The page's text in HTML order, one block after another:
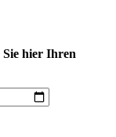
hier Ihren